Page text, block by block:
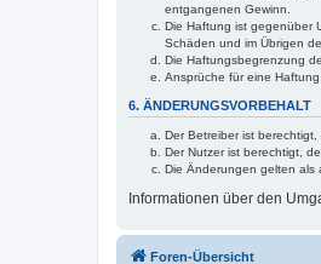
entgangenen Gewinn.
Die Haftung ist gegenüber
Schäden und im Übrigen
Die Haftungsbegrenzung
Ansprüche für eine
6. ÄNDERUNGSVORBEHALT
Der Betreiber ist
Der Nutzer ist berechtigt,
Die Änderungen gelten als
Informationen über den
Foren-Übersicht